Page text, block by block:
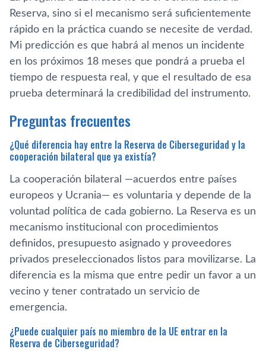
Reserva, sino si el mecanismo será suficientemente
rápido en la práctica cuando se necesite de verdad.
Mi predicción es que habrá al menos un incidente
en los próximos 18 meses que pondrá a prueba el
tiempo de respuesta real, y que el resultado de esa
prueba determinará la credibilidad del instrumento.
Preguntas frecuentes
¿Qué diferencia hay entre la Reserva de Ciberseguridad y la
cooperación bilateral que ya existía?
La cooperación bilateral —acuerdos entre países
europeos y Ucrania— es voluntaria y depende de la
voluntad política de cada gobierno. La Reserva es un
mecanismo institucional con procedimientos
definidos, presupuesto asignado y proveedores
privados preseleccionados listos para movilizarse. La
diferencia es la misma que entre pedir un favor a un
vecino y tener contratado un servicio de
emergencia.
¿Puede cualquier país no miembro de la UE entrar en la
Reserva de Ciberseguridad?